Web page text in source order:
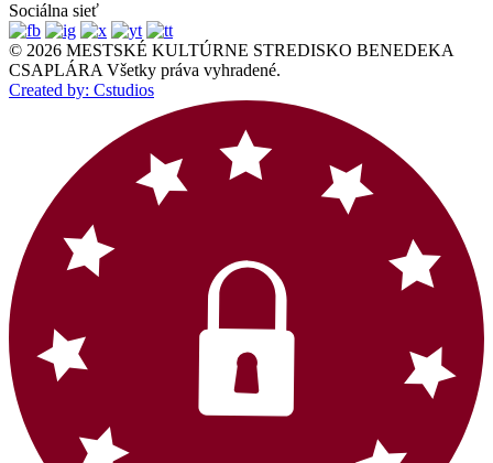
Sociálna sieť
© 2026 MESTSKÉ KULTÚRNE STREDISKO BENEDEKA
CSAPLÁRA Všetky práva vyhradené.
Created by: Cstudios